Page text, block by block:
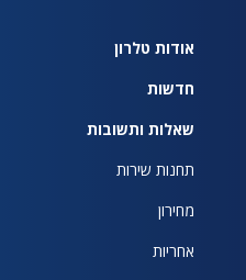
אודות טלרון
חדשות
שאלות ותשובות
תחנות שירות
מחירון
אחריות